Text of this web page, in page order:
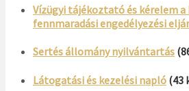
Vízügyi tájékoztató és kérelem
fennmaradási engedélyezési
Sertés állomány nyilvántartás
Látogatási és kezelési napló (43